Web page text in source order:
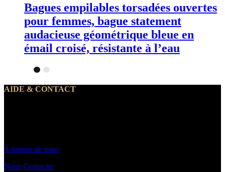
Bagues empilables torsadées ouvertes
pour femmes, bague statement
audacieuse géométrique bleue en
émail croisé, résistante à l’eau
AIDE & CONTACT
À propos de nous
Nous Contacter